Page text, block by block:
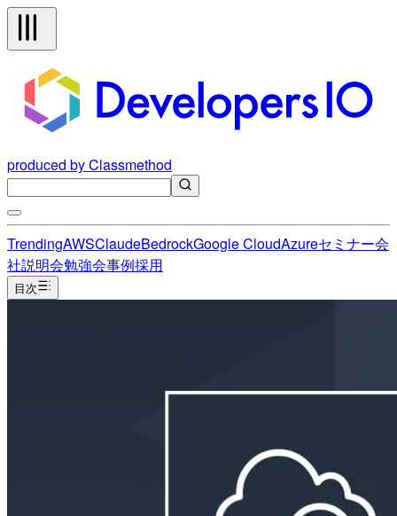
produced by Classmethod
TrendingAWSClaudeBedrockGoogle CloudAzureセミナー会
社説明会勉強会事例採用
目次